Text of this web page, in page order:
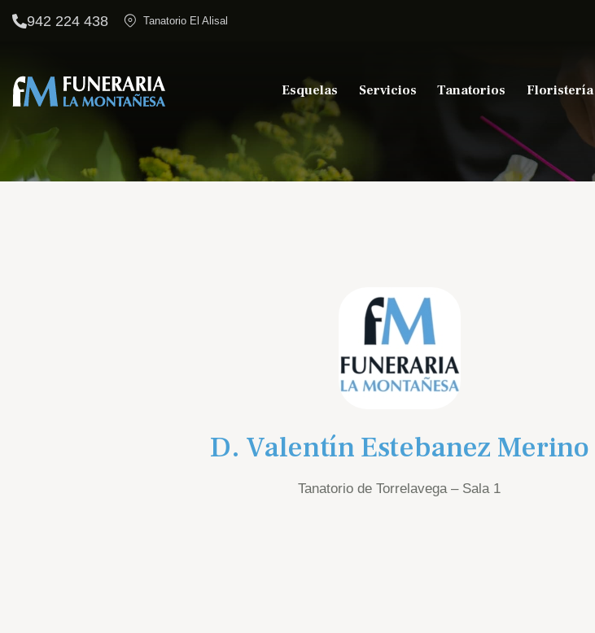
942 224 438 Tanatorio El Alisal
Esquelas Servicios Tanatorios Floristería
D. Valentín Estebanez Merino
Tanatorio de Torrelavega – Sala 1